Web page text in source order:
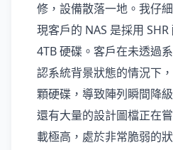
修，設備散落一地。我仔
現客戶的 NAS 是採用
4TB 硬碟。客戶在未透過
認系統背景狀態的情況下
顆硬碟，導致陣列瞬間降
還有大量的設計圖檔正在
載極高，處於非常脆弱的狀